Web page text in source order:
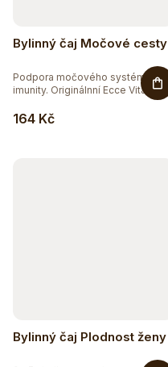
Bylinný čaj Močové cesty
164 Kč
Podpora močového systému a
imunity. Originálnní Ecce Vita®...
Bylinný čaj Plodnost ženy